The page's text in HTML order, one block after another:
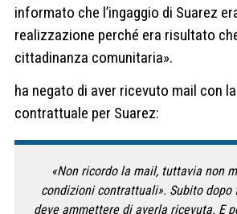
informato che l’ingaggio di Suarez
realizzazione perché era risultato
cittadinanza comunitaria».
ha negato di aver ricevuto mail con
contrattuale per Suarez:
«Non ricordo la mail, tuttavia non
condizioni contrattuali». Subito dopo
deve ammettere di averla ricevuta. E